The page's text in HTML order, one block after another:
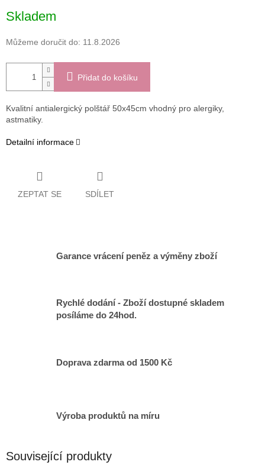
cena:
Skladem
Můžeme doručit do: 11.8.2026
Přidat do košíku
Kvalitní antialergický polštář 50x45cm vhodný pro alergiky,
astmatiky.
Detailní informace
ZEPTAT SE SDÍLET
Garance vrácení peněz a výměny zboží
Rychlé dodání - Zboží dostupné skladem
posíláme do 24hod.
Doprava zdarma od 1500 Kč
Výroba produktů na míru
Související produkty